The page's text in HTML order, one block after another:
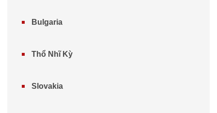
Bulgaria
Thổ Nhĩ Kỳ
Slovakia